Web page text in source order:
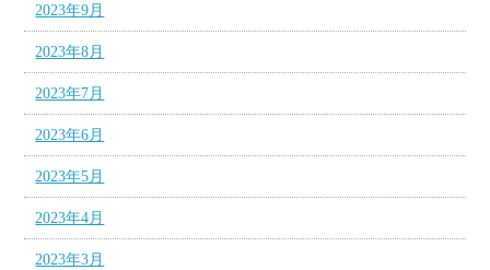
2023年9月
2023年8月
2023年7月
2023年6月
2023年5月
2023年4月
2023年3月